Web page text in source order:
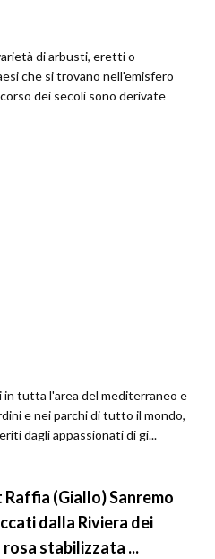
di arbusti, eretti o
che si trovano nell'emisfero
dei secoli sono derivate
in tutta l'area del mediterraneo e
e nei parchi di tutto il mondo,
dagli appassionati di gi...
(Giallo) Sanremo
dalla Riviera dei
rosa stabilizzata ...